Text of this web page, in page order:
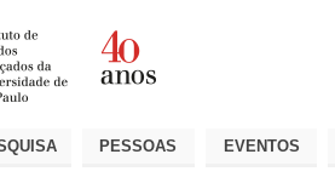
PESSOAS EVENTOS